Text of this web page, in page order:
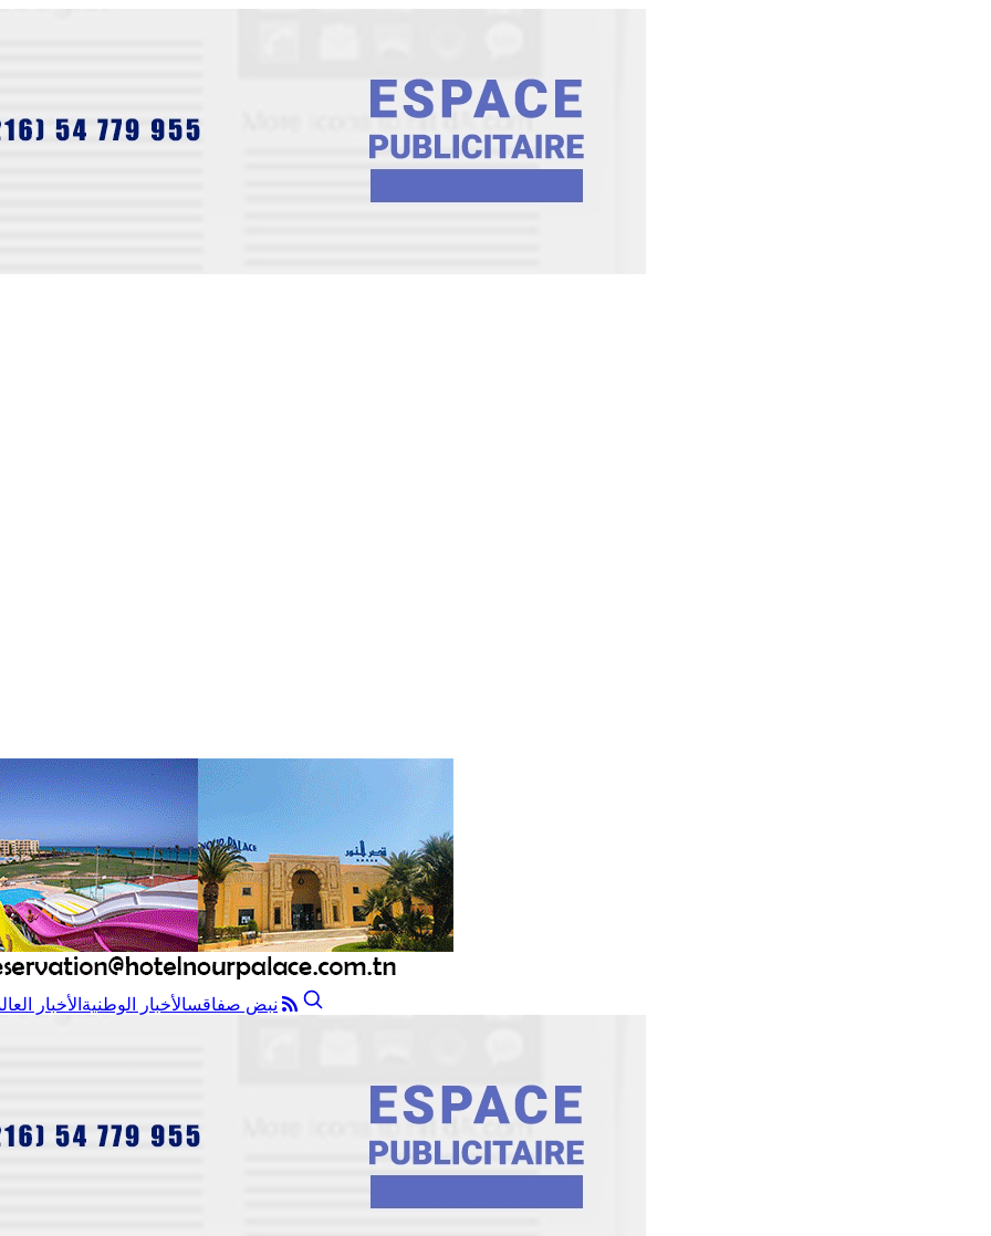
نبض صفاقسالأخبار الوطنية الأخبار